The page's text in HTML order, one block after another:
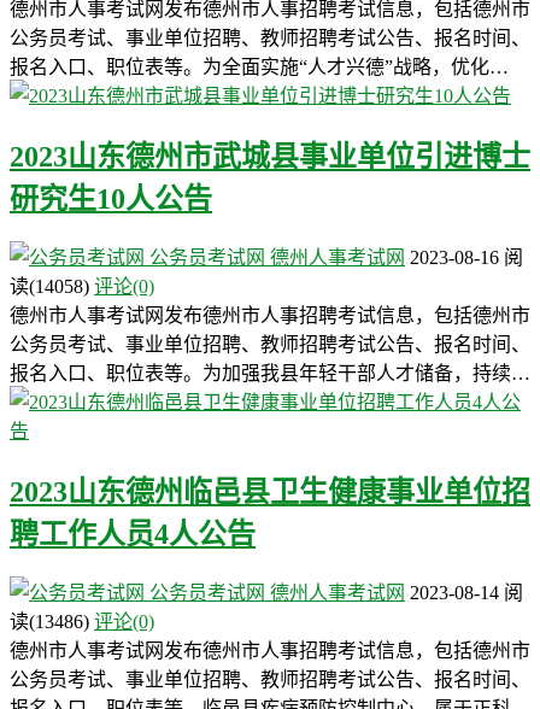
德州市人事考试网发布德州市人事招聘考试信息，包括德州市
公务员考试、事业单位招聘、教师招聘考试公告、报名时间、
报名入口、职位表等。为全面实施“人才兴德”战略，优化…
2023山东德州市武城县事业单位引进博士
研究生10人公告
公务员考试网 德州人事考试网 2023-08-16 阅
读(14058) 评论(0)
德州市人事考试网发布德州市人事招聘考试信息，包括德州市
公务员考试、事业单位招聘、教师招聘考试公告、报名时间、
报名入口、职位表等。为加强我县年轻干部人才储备，持续…
2023山东德州临邑县卫生健康事业单位招
聘工作人员4人公告
公务员考试网 德州人事考试网 2023-08-14 阅
读(13486) 评论(0)
德州市人事考试网发布德州市人事招聘考试信息，包括德州市
公务员考试、事业单位招聘、教师招聘考试公告、报名时间、